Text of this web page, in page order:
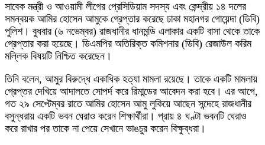
সাবেক মন্ত্রী ও আওয়ামী লীগের প্রেসিডিয়াম সদস্য এবং কেন্দ্রীয় ১৪ দলের
সমন্বয়ক আমির হোসেন আমুকে গ্রেপ্তার করেছে ঢাকা মহানগর গোয়েন্দা (ডিবি)
পুলিশ। বুধবার (৬ নভেম্বর) রাজধানীর ধানমন্ডি এলাকার একটি বাসা থেকে তাকে
গ্রেপ্তার করা হয়েছে। ডিএমপির অতিরিক্ত কমিশনার (ডিবি) রেজাউল করিম
মল্লিক বিষয়টি নিশ্চিত করেছেন।
তিনি বলেন, আমুর বিরুদ্ধে একাধিক হত্যা মামলা রয়েছে। তাকে একটি মামলায়
গ্রেপ্তর দেখিয়ে আদালতে সোপর্দ করে রিমান্ডের আবেদন করা হবে। এর আগে,
গত ২৯ সেপ্টেম্বর রাতে আমির হোসেন আমু লুকিয়ে আছেন সন্দেহে রাজধানীর
বসুন্ধরায় একটি ভবন ঘেরাও করেন শিক্ষার্থীরা। প্রায় ৪ ঘণ্টা ভবনটি ঘেরাও
করে রাখার পর তাকে না পেয়ে সেখানে ভাঙচুর করেন বিক্ষুব্ধরা।